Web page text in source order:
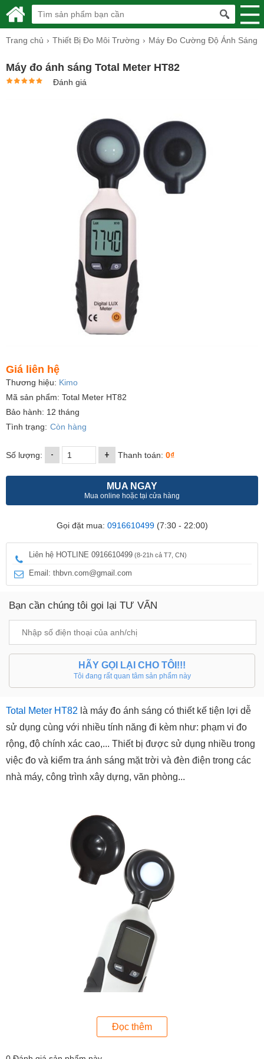
Trang chủ Thiết Bị Đo Môi Trường Máy Đo Cường Độ Ánh Sáng
Máy đo ánh sáng Total Meter HT82
Đánh giá
Giá liên hệ
Thương hiệu: Kimo
Mã sản phẩm: Total Meter HT82
Bảo hành: 12 tháng
Tình trạng: Còn hàng
Số lượng: - + Thanh toán: 0₫
MUA NGAY
Mua online hoặc tại cửa hàng
Gọi đặt mua: 0916610499(7:30 - 22:00)
Liên hệ HOTLINE 0916610499 (8-21h cả T7, CN)
Email: thbvn.com@gmail.com
Bạn cần chúng tôi gọi lại TƯ VẤN
HÃY GỌI LẠI CHO TÔI!!!
Tôi đang rất quan tâm sản phẩm này
Total Meter HT82 là máy đo ánh sáng có thiết kế tiện lợi dễ
sử dụng cùng với nhiều tính năng đi kèm như: phạm vi đo
rộng, độ chính xác cao,... Thiết bị được sử dụng nhiều trong
việc đo và kiểm tra ánh sáng mặt trời và đèn điện trong các
nhà máy, công trình xây dựng, văn phòng...
Đọc thêm